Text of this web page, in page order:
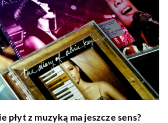
płyt z muzyką ma jeszcze sens?